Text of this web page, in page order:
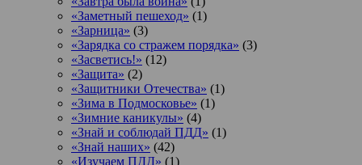
«Заметный пешеход» (1)
«Зарница» (3)
«Зарядка со стражем порядка» (3)
«Засветись!» (12)
«Защита» (2)
«Защитники Отечества» (1)
«Зима в Подмосковье» (1)
«Зимние каникулы» (4)
«Знай и соблюдай ПДД» (1)
«Знай наших» (42)
«Изучаем ПДД» (1)